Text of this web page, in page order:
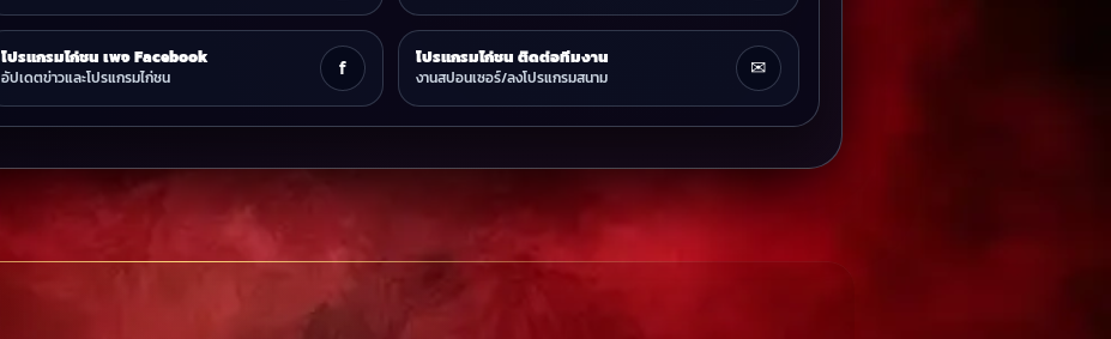
โปรแกรมไก่ชน เพจ Facebook
อัปเดตข่าวและโปรแกรมไก่ชน f โปรแกรมไก่ชน ติดต่อทีมงาน
งานสปอนเซอร์/ลงโปรแกรมสนาม ✉